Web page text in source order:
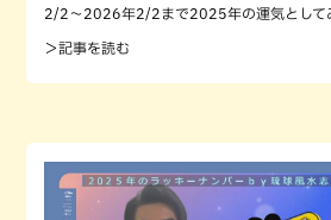
2/2〜2026年2/2まで2025年の運気として
＞記事を読む